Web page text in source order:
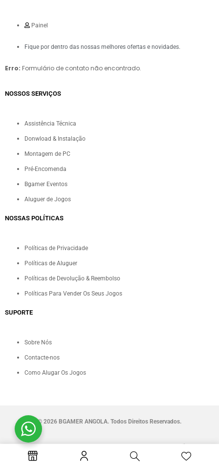
Painel
Fique por dentro das nossas melhores ofertas e novidades.
Erro: Formulário de contato não encontrado.
NOSSOS SERVIÇOS​
Assistência Técnica
Donwload & Instalação
Montagem de PC
Pré-Encomenda
Bgamer Eventos
Aluguer de Jogos
NOSSAS POLÍTICAS
Políticas de Privacidade
Políticas de Aluguer
Políticas de Devolução & Reembolso
Políticas Para Vender Os Seus Jogos
SUPORTE
Sobre Nós
Contacte-nos
Como Alugar Os Jogos
© 2026 BGAMER ANGOLA. Todos Direitos Reservados.